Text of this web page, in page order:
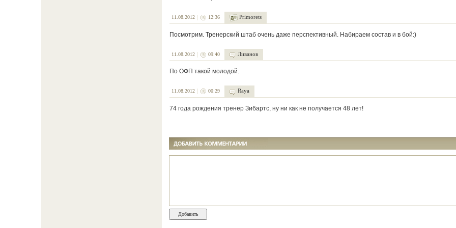
11.08.2012 12:36 Primorets
Посмотрим. Тренерский штаб очень даже перспективный. Набираем состав и в бой:)
11.08.2012 09:40 Ливанов
По ОФП такой молодой.
11.08.2012 00:29 Raya
74 года рождения тренер Зибартс, ну ни как не получается 48 лет!